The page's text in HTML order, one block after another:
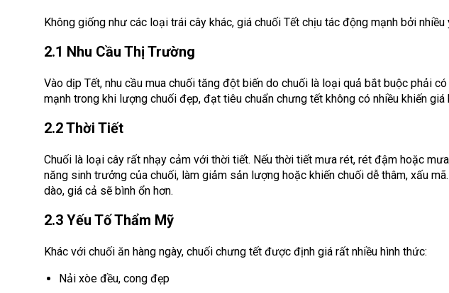
Không giống như các loại trái cây khác, giá chuối Tết chịu tác động mạnh bởi nhiều
2.1 Nhu Cầu Thị Trường
Vào dịp Tết, nhu cầu mua chuối tăng đột biến do chuối là loại quả bắt buộc phải
mạnh trong khi lượng chuối đẹp, đạt tiêu chuẩn chưng tết không có nhiều khiến giá
2.2 Thời Tiết
Chuối là loại cây rất nhạy cảm với thời tiết. Nếu thời tiết mưa rét, rét đậm hoặc
năng sinh trưởng của chuối, làm giảm sản lượng hoặc khiến chuối dễ thâm, xấu
dào, giá cả sẽ bình ổn hơn.
2.3 Yếu Tố Thẩm Mỹ
Khác với chuối ăn hàng ngày, chuối chưng tết được định giá rất nhiều hình thức:
Nải xòe đều, cong đẹp